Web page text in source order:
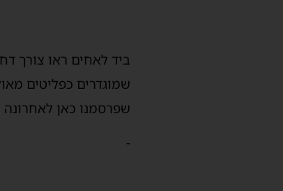
ביד לאחים ראו צורך
שמוגדרים כפליטים
שפרסמנו כאן
-